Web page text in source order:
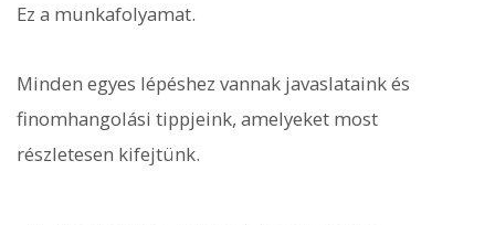
Ez a munkafolyamat.
Minden egyes lépéshez vannak javaslataink és
finomhangolási tippjeink, amelyeket most
részletesen kifejtünk.